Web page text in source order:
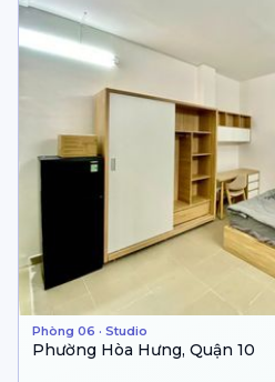
Phòng 06 · Studio
Phường Hòa Hưng, Quận 10